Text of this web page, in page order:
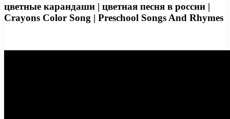
цветные карандаши | цветная песня в россии |
Crayons Color Song | Preschool Songs And Rhymes